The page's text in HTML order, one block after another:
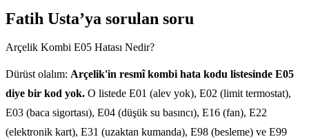
Fatih Usta’ya sorulan soru
Arçelik Kombi E05 Hatası Nedir?
Dürüst olalım: Arçelik'in resmî kombi hata kodu listesinde E05
diye bir kod yok. O listede E01 (alev yok), E02 (limit termostat),
E03 (baca sigortası), E04 (düşük su basıncı), E16 (fan), E22
(elektronik kart), E31 (uzaktan kumanda), E98 (besleme) ve E99